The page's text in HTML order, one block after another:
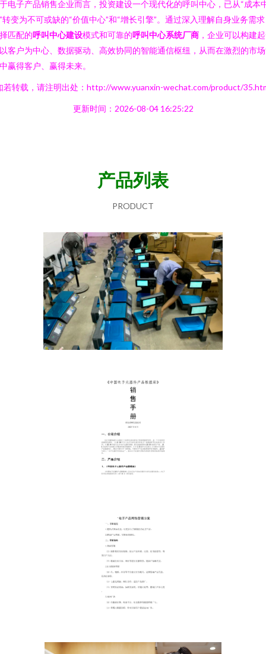
电子产品销售企业而言，投资建设一个现代化的呼叫中心，已从“成本
转变为不可或缺的“价值中心”和“增长引擎”。通过深入理解自身业务需
匹配的呼叫中心建设模式和可靠的呼叫中心系统厂商 ，企业可以构建
客户为中心、数据驱动、高效协同的智能通信枢纽，从而在激烈的市
赢得客户、赢得未来。
若转载，请注明出处：http://www.yuanxin-wechat.com/product/
更新时间：2026-08-04 16:25:22
产品列表
PRODUCT